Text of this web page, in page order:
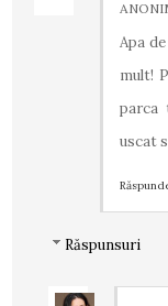
Apa
mult!
parca
uscat
Răspunsuri